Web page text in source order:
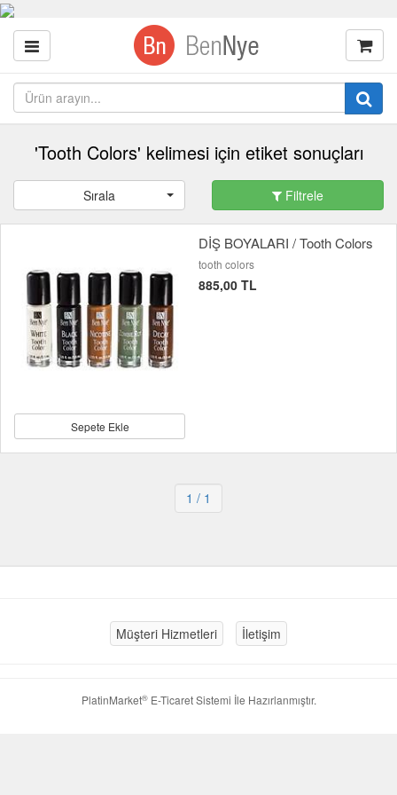
'Tooth Colors' kelimesi için etiket sonuçları
Sırala Filtrele
Sepete Ekle
DİŞ BOYALARI / Tooth Colors
tooth colors
885,00 TL
1 / 1
Müşteri Hizmetleri İletişim
PlatinMarket®E-Ticaret Sistemi İle Hazırlanmıştır.